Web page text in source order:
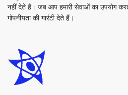
फ्लेक्सिबिलिटी
हमारी छवि को 480kb टूल में संपीड़ित करें,